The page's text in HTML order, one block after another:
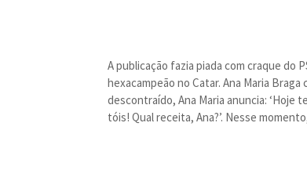
A publicação fazia piada com craque do
hexacampeão no Catar. Ana Maria
descontraído, Ana Maria anuncia: ‘Hoje
tóis! Qual receita, Ana?’. Nesse